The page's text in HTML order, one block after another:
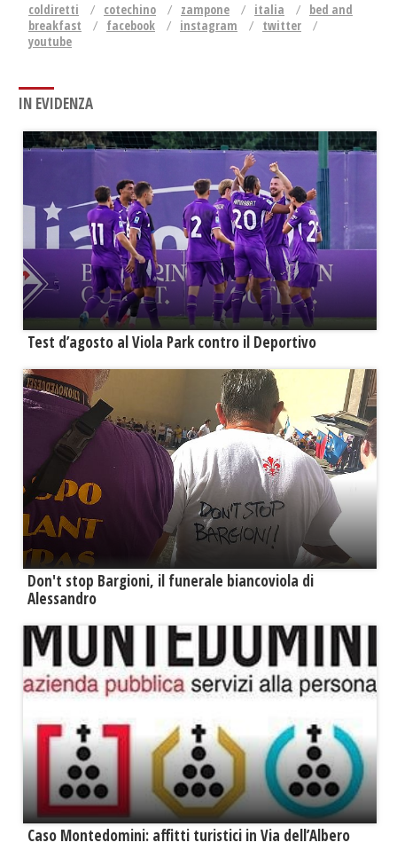
coldiretti cotechino zampone italia
bed and
breakfast
facebook instagram
twitter
youtube
IN EVIDENZA
Test d’agosto al Viola Park contro il Deportivo
Don't stop Bargioni, il funerale biancoviola di
Alessandro
Caso Montedomini: affitti turistici in Via dell’Albero